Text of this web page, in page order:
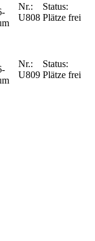
Nr.:
U808
Status:
Plätze frei
Nr.:
U809
Status:
Plätze frei